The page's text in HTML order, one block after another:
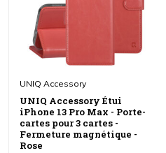
UNIQ Accessory
UNIQ Accessory Étui
iPhone 13 Pro Max - Porte-
cartes pour 3 cartes -
Fermeture magnétique -
Rose